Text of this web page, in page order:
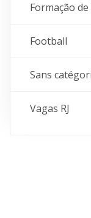
Formação
Football
Sans
Vagas RJ